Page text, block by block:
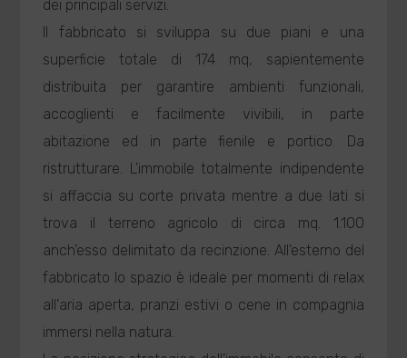
dei principali servizi.
Il fabbricato si sviluppa su due piani e una
superficie totale di 174 mq, sapientemente
distribuita per garantire ambienti funzionali,
accoglienti e facilmente vivibili, in parte
abitazione ed in parte fienile e portico. Da
ristrutturare. L'immobile totalmente indipendente
si affaccia su corte privata mentre a due lati si
trova il terreno agricolo di circa mq. 1.100
anch'esso delimitato da recinzione. All'esterno del
fabbricato lo spazio è ideale per momenti di relax
all'aria aperta, pranzi estivi o cene in compagnia
immersi nella natura.